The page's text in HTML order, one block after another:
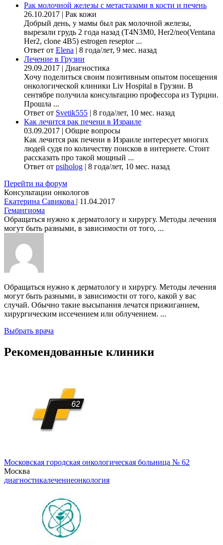
Рак молочной железы с метастазами в кости и печень
26.10.2017 | Рак кожи
Добрый день, у мамы был рак молочной железы,
вырезали грудь 2 года назад (Т4N3M0, Her2/neo(Ventana
Her2, clone 4B5) estrogen reseptor ...
Ответ от Elena | 8 года/лет, 9 мес. назад
Лечение в Грузии
29.09.2017 | Диагностика
Хочу поделиться своим позитивным опытом посещения
онкологической клиники Liv Hospital в Грузии. В
сентябре получила консультацию профессора из Турции.
Прошла ...
Ответ от Svetik555 | 8 года/лет, 10 мес. назад
Как лечится рак печени в Израиле
03.09.2017 | Общие вопросы
Как лечится рак печени в Израиле интересует многих
людей судя по количеству поисков в интернете. Стоит
рассказать про такой мощный ...
Ответ от psiholog | 8 года/лет, 10 мес. назад
Перейти на форум
Консультации онкологов
Екатерина Савикова | 11.04.2017
Гемангиома
Обращаться нужно к дерматологу и хирургу. Методы лечения
могут быть разными, в зависимости от того, ...
Обращаться нужно к дерматологу и хирургу. Методы лечения
могут быть разными, в зависимости от того, какой у вас
случай. Обычно такие высыпания лечатся прижиганием,
хирургическим иссечением или облучением. ...
Выбрать врача
Рекомендованные клиники
Московская городская онкологическая больница № 62
Москва
диагностикалечениеонкология